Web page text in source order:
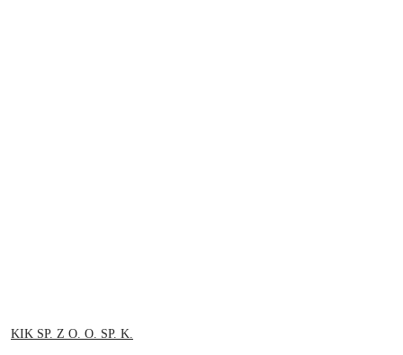
NAZWA
PRODUCENTA:
KIK SP. Z O. O. SP. K.